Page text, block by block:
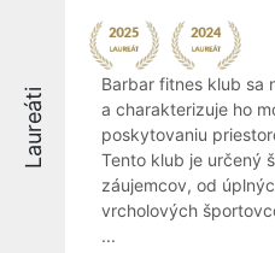
Laureáti
Barbar fitnes klub sa
a charakterizuje ho
poskytovaniu
Tento klub je určený
záujemcov, od
vrcholových
...